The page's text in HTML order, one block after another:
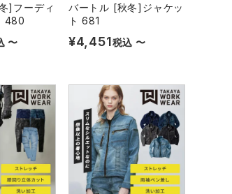
]フーディ
480
〜
バートル [秋冬]ジャケッ
ト 681
¥4,451税込 〜